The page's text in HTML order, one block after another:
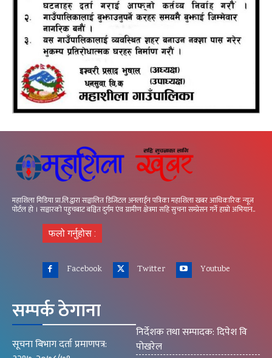
महाशिला मिडिया प्रा.लि.द्वारा सञ्चालित डिजिटल अनलाईन पत्रिका महाशिला खबर आधिकारिक न्यूज
पोर्टल हो । सञ्चारको पहुचबाट बञ्चित दुर्गम एंव ग्रामीण क्षेत्रमा सहि सुचना सम्प्रेसन गर्ने हाम्रो अभियान..
फलो गर्नुहोस :
Facebook Twitter Youtube
सम्पर्क ठेगाना
सूचना बिभाग दर्ता प्रमाणपत्र:
निर्देशक तथा सम्पादक: दिपेश वि
पोखरेल